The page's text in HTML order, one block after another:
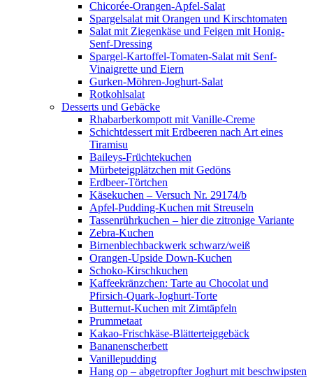
Chicorée-Orangen-Apfel-Salat
Spargelsalat mit Orangen und Kirschtomaten
Salat mit Ziegenkäse und Feigen mit Honig-
Senf-Dressing
Spargel-Kartoffel-Tomaten-Salat mit Senf-
Vinaigrette und Eiern
Gurken-Möhren-Joghurt-Salat
Rotkohlsalat
Desserts und Gebäcke
Rhabarberkompott mit Vanille-Creme
Schichtdessert mit Erdbeeren nach Art eines
Tiramisu
Baileys-Früchtekuchen
Mürbeteigplätzchen mit Gedöns
Erdbeer-Törtchen
Käsekuchen – Versuch Nr. 29174/b
Apfel-Pudding-Kuchen mit Streuseln
Tassenrührkuchen – hier die zitronige Variante
Zebra-Kuchen
Birnenblechbackwerk schwarz/weiß
Orangen-Upside Down-Kuchen
Schoko-Kirschkuchen
Kaffeekränzchen: Tarte au Chocolat und
Pfirsich-Quark-Joghurt-Torte
Butternut-Kuchen mit Zimtäpfeln
Prummetaat
Kakao-Frischkäse-Blätterteiggebäck
Bananenscherbett
Vanillepudding
Hang op – abgetropfter Joghurt mit beschwipsten